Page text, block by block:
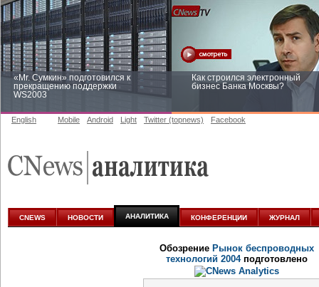
«Mr. Сумкин» подготовился к
прекращению поддержки
WS2003
Как строился электронный
бизнес Банка Москвы?
аналитике
English Mobile Android Light Twitter (topnews) Facebook
CNEWS НОВОСТИ АНАЛИТИКА КОНФЕРЕНЦИИ ЖУРНАЛ
Обозрение Рынок беспроводных
технологий 2004 подготовлено